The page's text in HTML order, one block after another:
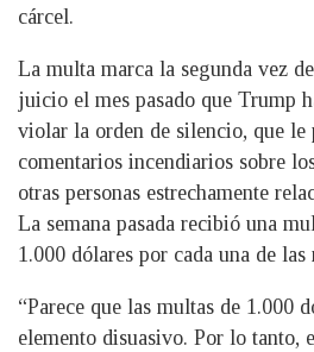
cárcel.
La multa marca la segunda vez
juicio el mes pasado que Trump
violar la orden de silencio, que le
comentarios incendiarios sobre
otras personas estrechamente
La semana pasada recibió una
1.000 dólares por cada una de
“Parece que las multas de 1.000
elemento disuasivo. Por lo tanto,